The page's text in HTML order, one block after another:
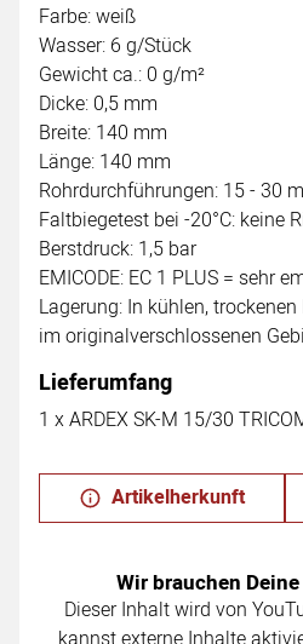
Farbe: weiß
Wasser: 6 g/Stück
Gewicht ca.: 0 g/m²
Dicke: 0,5 mm
Breite: 140 mm
Länge: 140 mm
Rohrdurchführungen: 15 - 30
Faltbiegetest bei -20°C: keine
Berstdruck: 1,5 bar
EMICODE: EC 1 PLUS = sehr
Lagerung: In kühlen,
im originalverschlossenen
Lieferumfang
1 x ARDEX SK-M 15/30
Artikelherkunft
Wir brauchen
Dieser Inhalt wird von